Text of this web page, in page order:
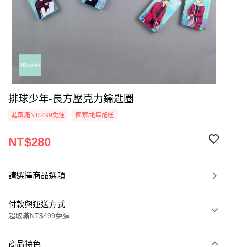
排球少年-長方壓克力鑰匙圈
超取滿NT$499免運 國家/地區配送
NT$280
請選擇商品選項
付款與運送方式
超取滿NT$499免運
商品特色